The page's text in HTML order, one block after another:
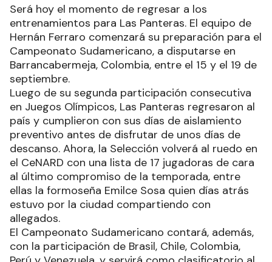
Será hoy el momento de regresar a los
entrenamientos para Las Panteras. El equipo de
Hernán Ferraro comenzará su preparación para el
Campeonato Sudamericano, a disputarse en
Barrancabermeja, Colombia, entre el 15 y el 19 de
septiembre.
Luego de su segunda participación consecutiva
en Juegos Olímpicos, Las Panteras regresaron al
país y cumplieron con sus días de aislamiento
preventivo antes de disfrutar de unos días de
descanso. Ahora, la Selección volverá al ruedo en
el CeNARD con una lista de 17 jugadoras de cara
al último compromiso de la temporada, entre
ellas la formoseña Emilce Sosa quien días atrás
estuvo por la ciudad compartiendo con
allegados.
El Campeonato Sudamericano contará, además,
con la participación de Brasil, Chile, Colombia,